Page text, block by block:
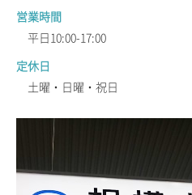
営業時間
平日10:00-17:00
定休日
土曜・日曜・祝日